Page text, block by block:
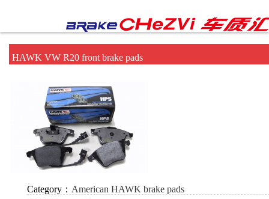
HAWK VW R20 front brake pads
Category： American HAWK brake pads